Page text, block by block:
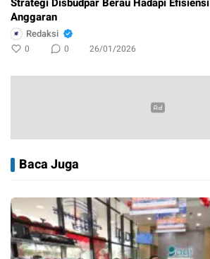
Anggaran
Redaksi
0 0 26/01/2026
Baca Juga